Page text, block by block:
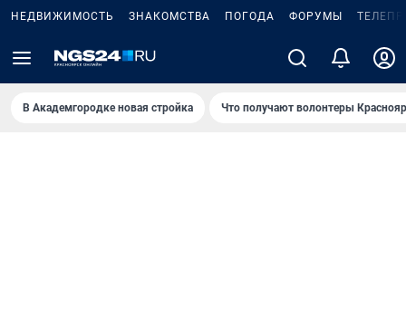
НЕДВИЖИМОСТЬ ЗНАКОМСТВА ПОГОДА ФОРУМЫ
В Академгородке новая стройка Что получают волонтеры